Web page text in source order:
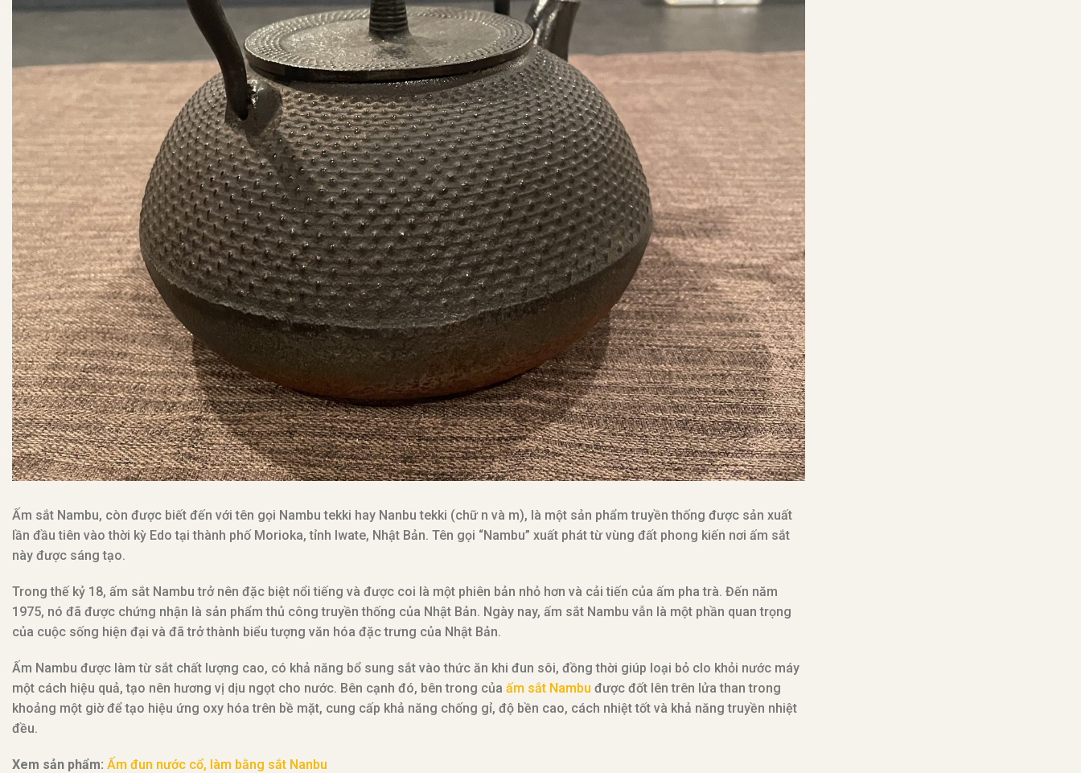
Ấm sắt Nambu, còn được biết đến với tên gọi Nambu tekki hay Nanbu tekki (chữ n và m), là một sản phẩm truyền thống được sản xuất
lần đầu tiên vào thời kỳ Edo tại thành phố Morioka, tỉnh Iwate, Nhật Bản. Tên gọi “Nambu” xuất phát từ vùng đất phong kiến nơi ấm sắt
này được sáng tạo.
Trong thế kỷ 18, ấm sắt Nambu trở nên đặc biệt nổi tiếng và được coi là một phiên bản nhỏ hơn và cải tiến của ấm pha trà. Đến năm
1975, nó đã được chứng nhận là sản phẩm thủ công truyền thống của Nhật Bản. Ngày nay, ấm sắt Nambu vẫn là một phần quan trọng
của cuộc sống hiện đại và đã trở thành biểu tượng văn hóa đặc trưng của Nhật Bản.
Ấm Nambu được làm từ sắt chất lượng cao, có khả năng bổ sung sắt vào thức ăn khi đun sôi, đồng thời giúp loại bỏ clo khỏi nước máy
một cách hiệu quả, tạo nên hương vị dịu ngọt cho nước. Bên cạnh đó, bên trong của ấm sắt Nambu được đốt lên trên lửa than trong
khoảng một giờ để tạo hiệu ứng oxy hóa trên bề mặt, cung cấp khả năng chống gỉ, độ bền cao, cách nhiệt tốt và khả năng truyền nhiệt
đều.
Xem sản phẩm: Ấm đun nước cổ, làm bằng sắt Nanbu